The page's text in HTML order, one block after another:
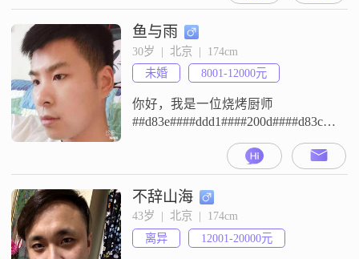
常说我稳重可靠，责任感强，平时
也一直是乐观积极的状态，觉得活
着就要活在当下##3002##我一直把
家庭看得很重，觉得自己是个真诚
可靠的人##3002##平时生活里，我
比较注
鱼与雨
30岁  |  北京  |  174cm
未婚
8001-12000元
你好，我是一位烧烤厨师
平时熬夜比较多，希望你也是一个
夜猫子##3002##我不太会讲那些好
听的话，就是想实实在在地找个人
一起过日子##3002##如果你也是这
么想的，觉得我这种性格还行的
话，可以认识一下，咱们先聊聊看
##3002##
不辞山海
43岁  |  北京  |  174cm
离异
12001-20000元